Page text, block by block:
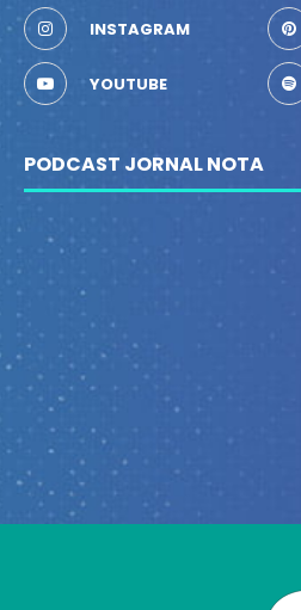
INSTAGRAM
YOUTUBE
PODCAST JORNAL NOTA